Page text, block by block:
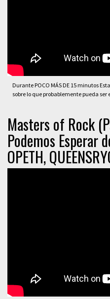
Durante POCO MÁS DE 15 minutos
sobre lo que probablemente pueda ser
Masters of Rock
Podemos Esperar
OPETH,